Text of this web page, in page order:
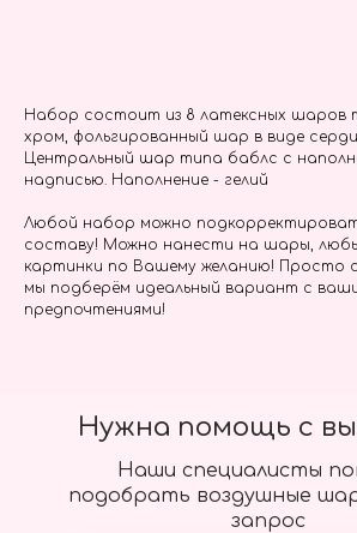
Набор состоит из 8 латексных шаров
хром, фольгированный шар в виде
Центральный шар типа баблс с
надписью. Наполнение - гелий
Любой набор можно
составу! Можно нанести на шары,
картинки по Вашему желанию! Просто
мы подберём идеальный вариант с
предпочтениями!
Наши специалисты
подобрать воздушные
запрос
Нужна помощь с